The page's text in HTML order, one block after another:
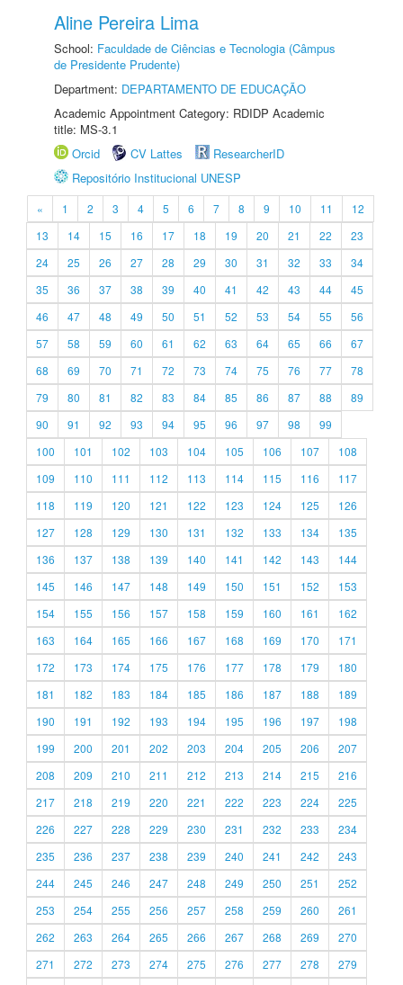
Aline Pereira Lima
School: Faculdade de Ciências e Tecnologia (Câmpus
de Presidente Prudente)
Department: DEPARTAMENTO DE EDUCAÇÃO
Academic Appointment Category: RDIDP Academic
title: MS-3.1
Orcid
CV Lattes
ResearcherID
Repositório Institucional UNESP
« 1 2 3 4 5 6 7 8 9 10 11
12
13
14 15 16 17 18 19 20 21 22
23
24
25 26 27 28 29 30 31 32 33
34
35
36 37 38 39 40 41 42 43 44
45
46
47 48 49 50 51 52 53 54 55
56
57
58 59 60 61 62 63 64 65 66
67
68
69 70 71 72 73 74 75 76 77
78
79
80 81 82 83 84 85 86 87 88
89
90
91 92 93 94 95 96 97 98
99
100
101 102 103 104 105 106 107
108
109
110 111 112 113 114 115 116
117
118
119 120 121 122 123 124 125
126
127
128 129 130 131 132 133 134
135
136
137 138 139 140 141 142 143
144
145
146 147 148 149 150 151 152
153
154
155 156 157 158 159 160 161
162
163
164 165 166 167 168 169 170
171
172
173 174 175 176 177 178 179
180
181
182 183 184 185 186 187 188
189
190
191 192 193 194 195 196 197
198
199
200 201 202 203 204 205 206
207
208
209 210 211 212 213 214 215
216
217
218 219 220 221 222 223 224
225
226
227 228 229 230 231 232 233
234
235
236 237 238 239 240 241 242
243
244
245 246 247 248 249 250 251
252
253
254 255 256 257 258 259 260
261
262
263 264 265 266 267 268 269
270
271
272 273 274 275 276 277 278
279